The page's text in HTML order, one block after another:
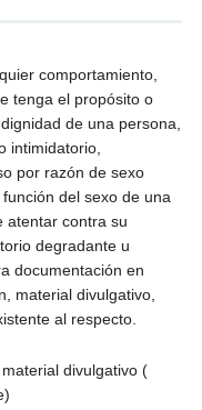
comportamiento,
tenga el propósito o
de una persona,
intimidatorio,
por razón de sexo
del sexo de una
atentar contra su
degradante u
documentación en
material divulgativo,
al respecto.
divulgativo (